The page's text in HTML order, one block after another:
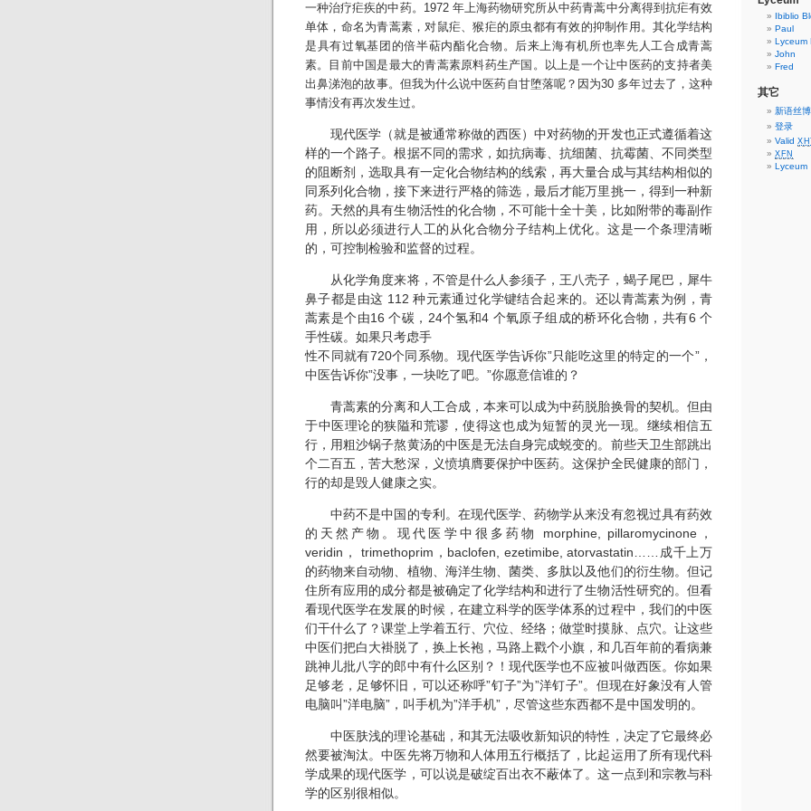
一种治疗疟疾的中药。1972 年上海药物研究所从中药青蒿中分离得到抗疟有效
单体，命名为青蒿素，对鼠疟、猴疟的原虫都有有效的抑制作用。其化学结构
是具有过氧基团的倍半萜内酯化合物。后来上海有机所也率先人工合成青蒿
素。目前中国是最大的青蒿素原料药生产国。以上是一个让中医药的支持者美
出鼻涕泡的故事。但我为什么说中医药自甘堕落呢？因为30 多年过去了，这种
事情没有再次发生过。
现代医学（就是被通常称做的西医）中对药物的开发也正式遵循着这
样的一个路子。根据不同的需求，如抗病毒、抗细菌、抗霉菌、不同类型
的阻断剂，选取具有一定化合物结构的线索，再大量合成与其结构相似的
同系列化合物，接下来进行严格的筛选，最后才能万里挑一，得到一种新
药。天然的具有生物活性的化合物，不可能十全十美，比如附带的毒副作
用，所以必须进行人工的从化合物分子结构上优化。这是一个条理清晰
的，可控制检验和监督的过程。
从化学角度来将，不管是什么人参须子，王八壳子，蝎子尾巴，犀牛
鼻子都是由这 112 种元素通过化学键结合起来的。还以青蒿素为例，青
蒿素是个由16 个碳，24个氢和4 个氧原子组成的桥环化合物，共有6 个
手性碳。如果只考虑手
性不同就有720个同系物。现代医学告诉你”只能吃这里的特定的一个”，
中医告诉你”没事，一块吃了吧。”你愿意信谁的？
青蒿素的分离和人工合成，本来可以成为中药脱胎换骨的契机。但由
于中医理论的狭隘和荒谬，使得这也成为短暂的灵光一现。继续相信五
行，用粗沙锅子熬黄汤的中医是无法自身完成蜕变的。前些天卫生部跳出
个二百五，苦大愁深，义愤填膺要保护中医药。这保护全民健康的部门，
行的却是毁人健康之实。
中药不是中国的专利。在现代医学、药物学从来没有忽视过具有药效
的天然产物。现代医学中很多药物 morphine, pillaromycinone，
veridin， trimethoprim，baclofen, ezetimibe, atorvastatin……成千上万
的药物来自动物、植物、海洋生物、菌类、多肽以及他们的衍生物。但记
住所有应用的成分都是被确定了化学结构和进行了生物活性研究的。但看
看现代医学在发展的时候，在建立科学的医学体系的过程中，我们的中医
们干什么了？课堂上学着五行、穴位、经络；做堂时摸脉、点穴。让这些
中医们把白大褂脱了，换上长袍，马路上戳个小旗，和几百年前的看病兼
跳神儿批八字的郎中有什么区别？！现代医学也不应被叫做西医。你如果
足够老，足够怀旧，可以还称呼”钉子”为”洋钉子”。但现在好象没有人管
电脑叫”洋电脑”，叫手机为”洋手机”，尽管这些东西都不是中国发明的。
中医肤浅的理论基础，和其无法吸收新知识的特性，决定了它最终必
然要被淘汰。中医先将万物和人体用五行概括了，比起运用了所有现代科
学成果的现代医学，可以说是破绽百出衣不蔽体了。这一点到和宗教与科
学的区别很相似。
Ibiblio
Paul
Lyceum
John
Fred
其它
新语丝
登录
Valid
XFN
Lyceum